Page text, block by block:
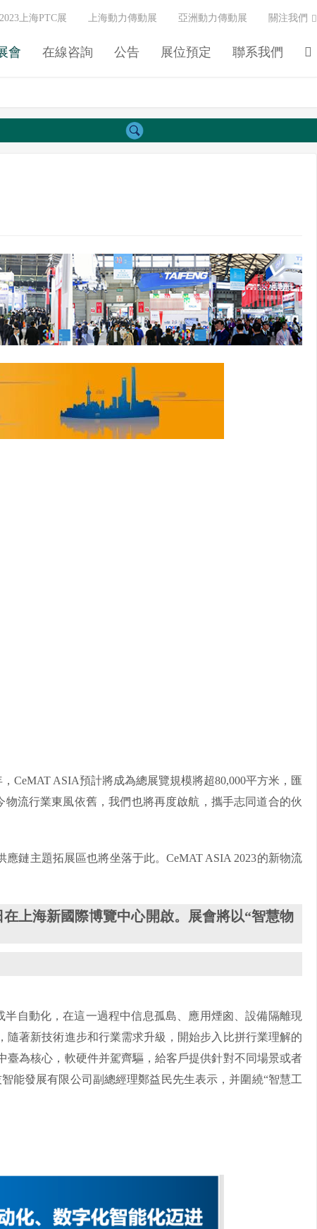
會 在線咨詢 公告 展位預定 聯系我們
2023上海PTC展 上海動力傳動展 亞洲動力傳動展 關注我們
CeMAT ASIA預計將成為總展覽規模將超80,000平方米，匯
流行業東風依舊，我們也將再度啟航，攜手志同道合的伙
鏈主題拓展區也將坐落于此。CeMAT ASIA 2023的新物流
上海新國際博覽中心開啟。展會將以“智慧物
自動化，在這一過程中信息孤島、應用煙囪、設備隔離現
著新技術進步和行業需求升級，開始步入比拼行業理解的
為核心，軟硬件并駕齊驅，給客戶提供針對不同場景或者
能發展有限公司副總經理鄭益民先生表示，并圍繞“智慧工